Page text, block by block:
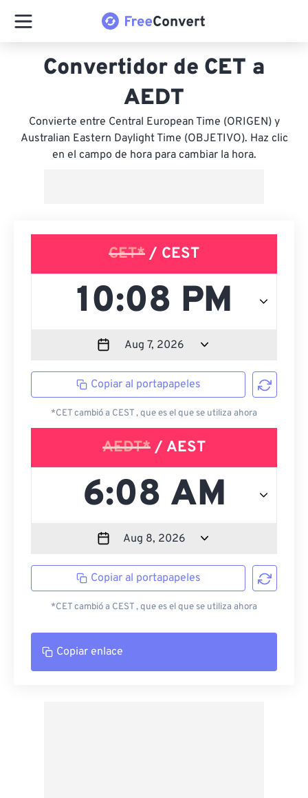
Convertidor de CET a
AEDT
Convierte entre Central European Time (ORIGEN) y
Australian Eastern Daylight Time (OBJETIVO). Haz clic
en el campo de hora para cambiar la hora.
CET* / CEST
Copiar al portapapeles
*CET cambió a CEST , que es el que se utiliza ahora
AEDT* / AEST
Copiar al portapapeles
*CET cambió a CEST , que es el que se utiliza ahora
Copiar enlace